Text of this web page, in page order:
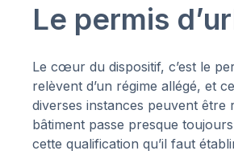
Le permis
Le cœur du dispositif, c’est le
relèvent d’un régime allégé, et
diverses instances peuvent
bâtiment passe presque
cette qualification qu’il faut